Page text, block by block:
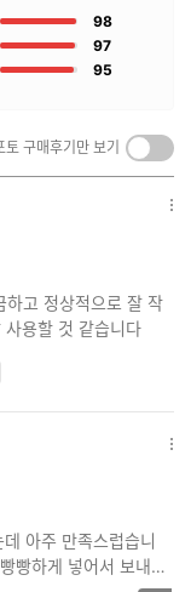
98점
97점
95점
토 구매후기만 보기
/
하고 정상적으로 잘 작
용할 것 같습니다
옵
아주 만족스럽습니
옵